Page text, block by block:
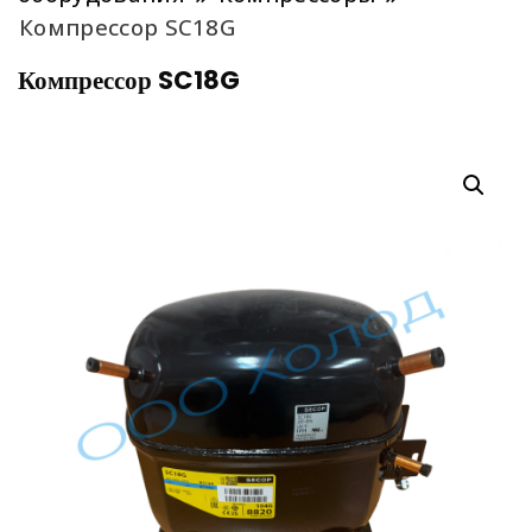
Компрессор SC18G
Компрессор SC18G